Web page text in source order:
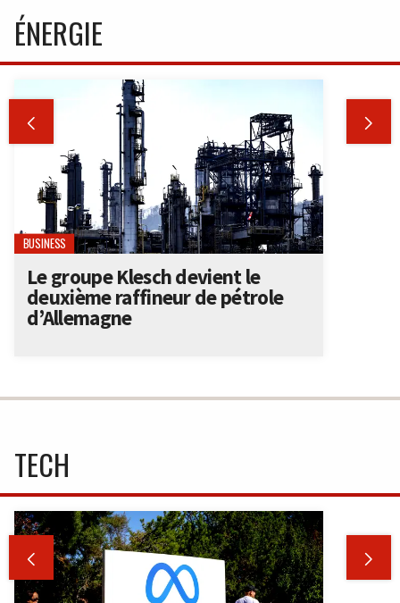
ÉNERGIE
 
BUSINESS
Le groupe Klesch devient le
deuxième raffineur de pétrole
d’Allemagne
TECH
 